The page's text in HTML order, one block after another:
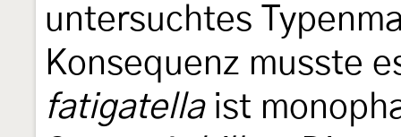
untersuchtes
Konsequenz musste
fatigatellaist